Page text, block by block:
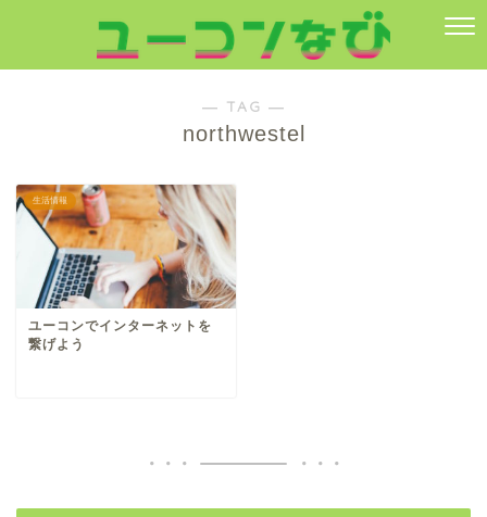
― TAG ―
northwestel
生活情報
ユーコンでインターネットを
繋げよう